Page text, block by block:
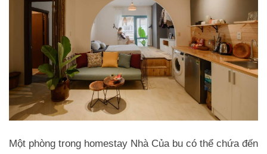
Một phòng trong homestay Nhà Của bu có thể chứa đến
Trở về trang trước đó